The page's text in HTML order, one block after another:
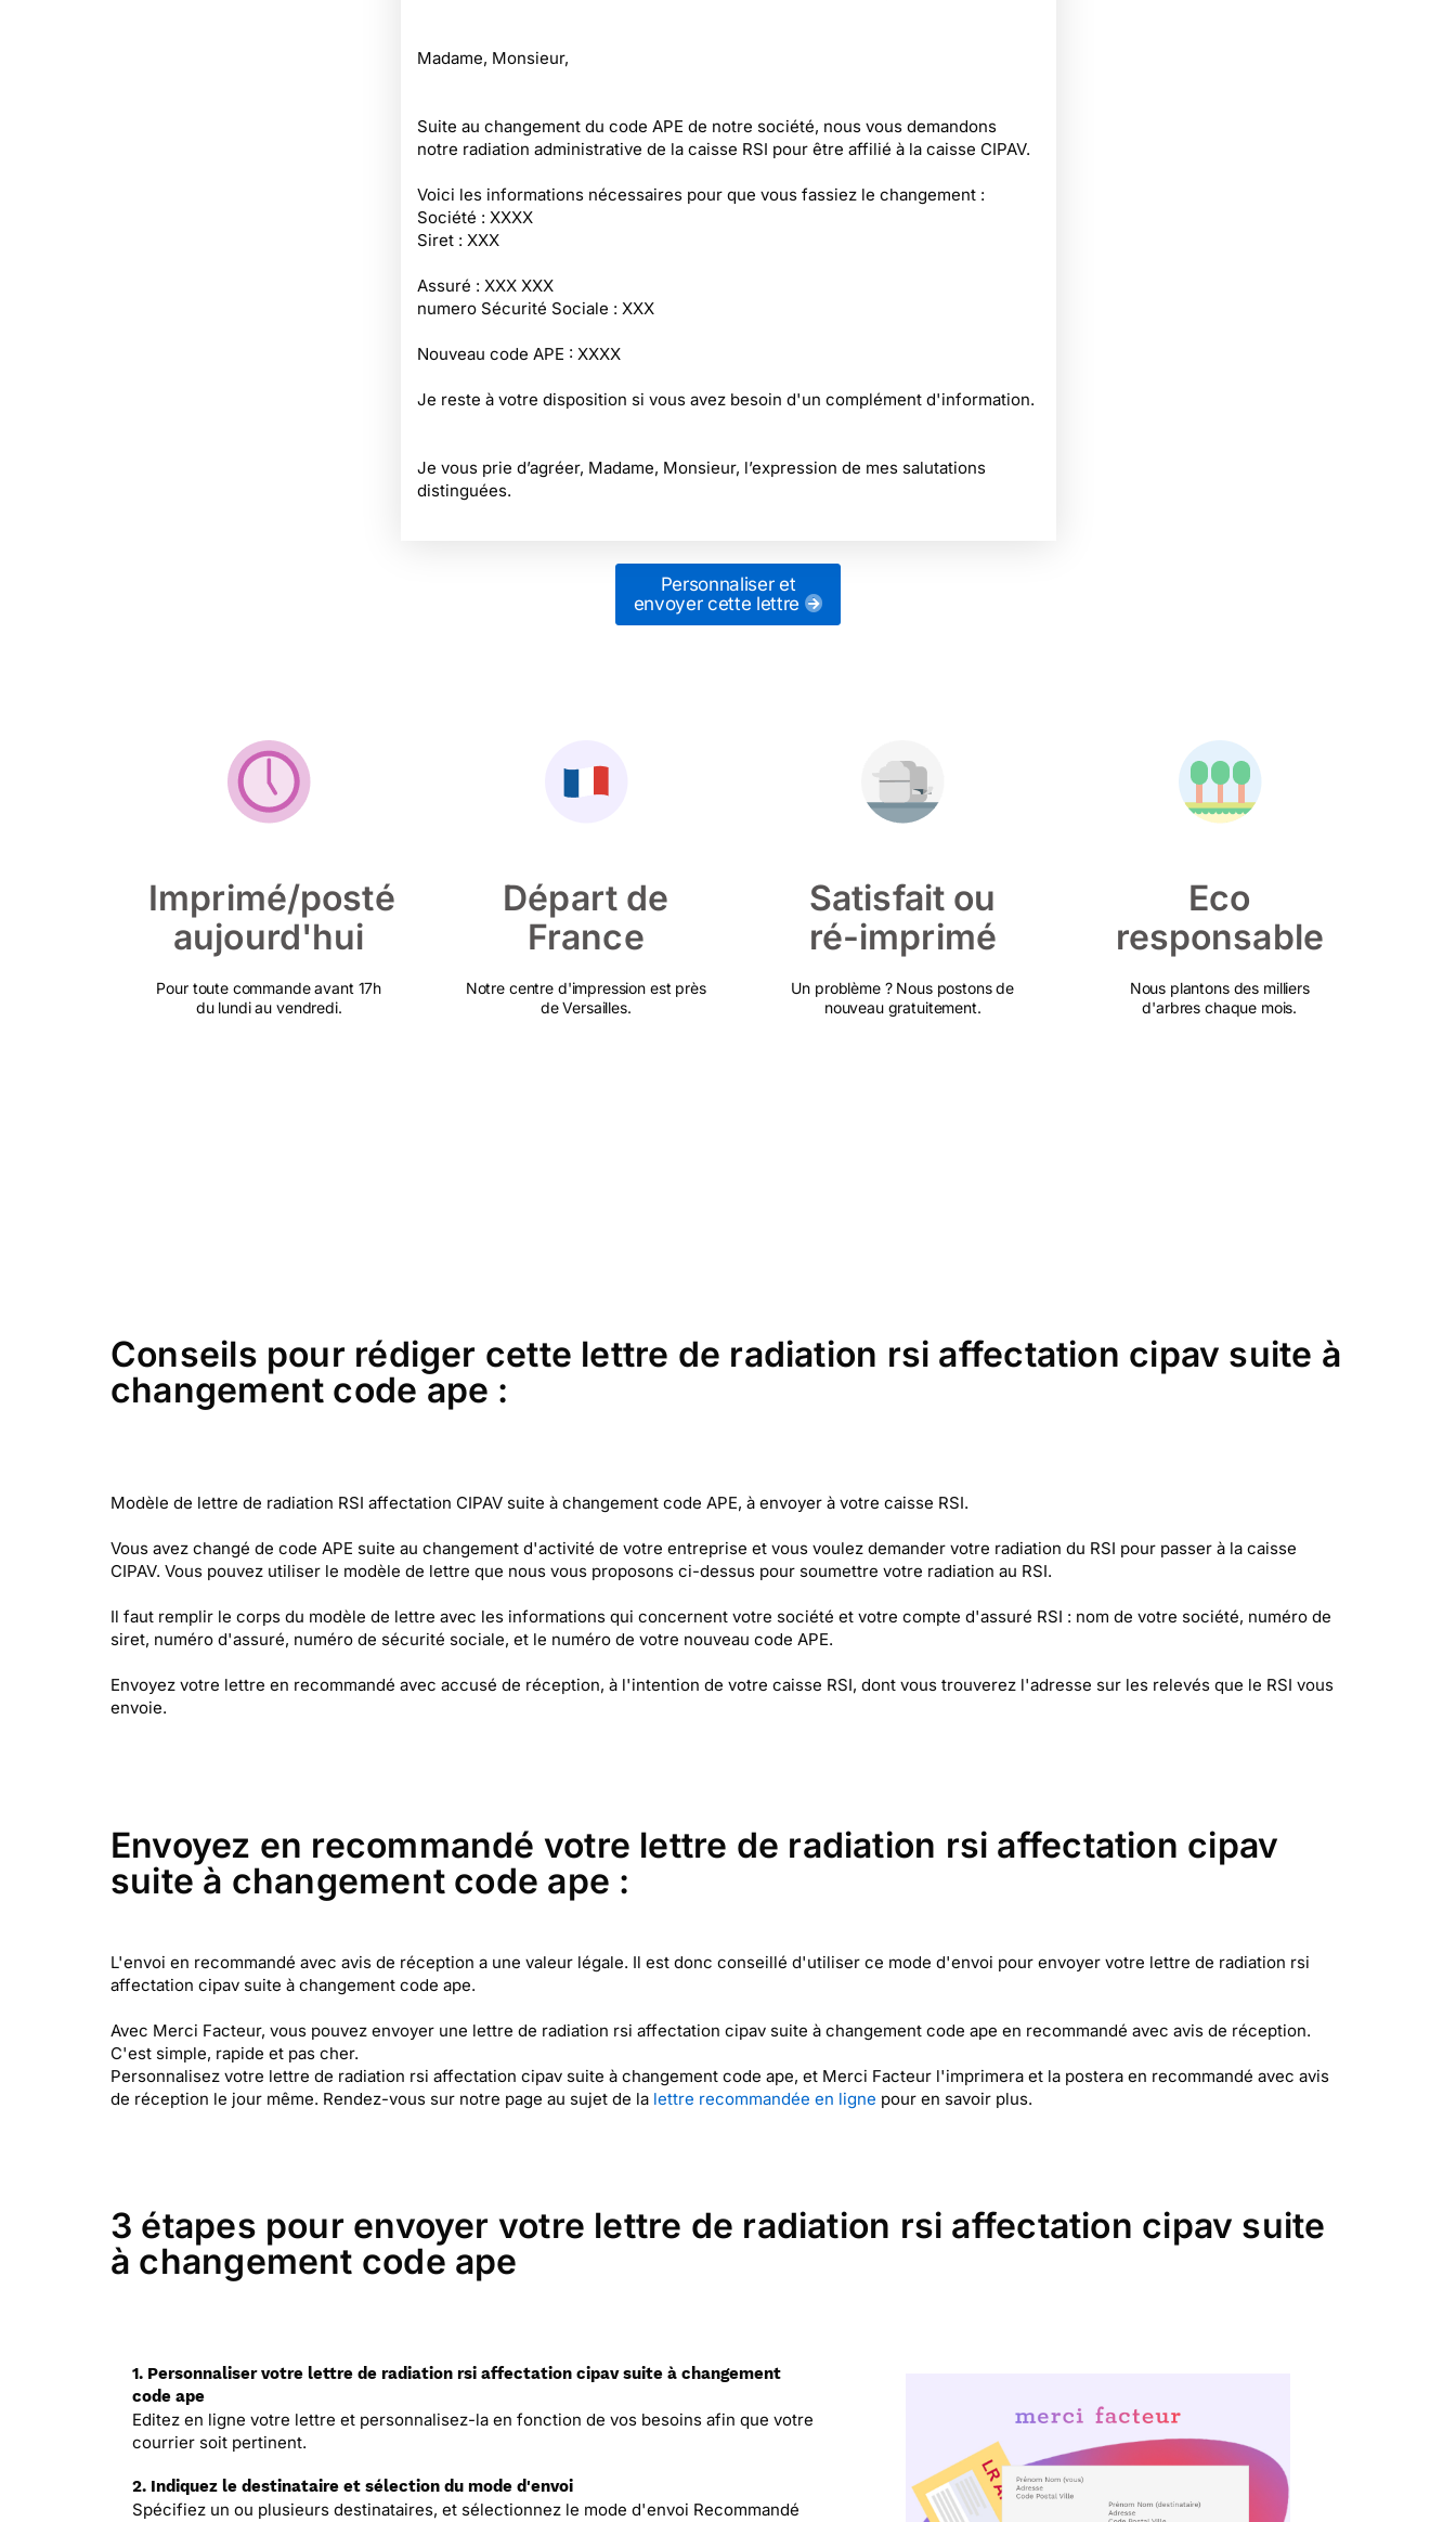
Madame, Monsieur,
Suite au changement du code APE de notre société, nous vous demandons
notre radiation administrative de la caisse RSI pour être affilié à la caisse CIPAV.
Voici les informations nécessaires pour que vous fassiez le changement :
Société : XXXX
Siret : XXX
Assuré : XXX XXX
numero Sécurité Sociale : XXX
Nouveau code APE : XXXX
Je reste à votre disposition si vous avez besoin d'un complément d'information.
Je vous prie d’agréer, Madame, Monsieur, l’expression de mes salutations
distinguées.
Personnaliser et
envoyer cette lettre
Imprimé/posté
aujourd'hui
Pour toute commande avant 17h
du lundi au vendredi.
Départ de
France
Notre centre d'impression est près
de Versailles.
Satisfait ou
ré-imprimé
Un problème ? Nous postons de
nouveau gratuitement.
Eco
responsable
Nous plantons des milliers
d'arbres chaque mois.
Conseils pour rédiger cette lettre de radiation rsi affectation cipav suite à
changement code ape :
Modèle de lettre de radiation RSI affectation CIPAV suite à changement code APE, à envoyer à votre caisse RSI.
Vous avez changé de code APE suite au changement d'activité de votre entreprise et vous voulez demander votre radiation du RSI pour passer à la caisse
CIPAV. Vous pouvez utiliser le modèle de lettre que nous vous proposons ci-dessus pour soumettre votre radiation au RSI.
Il faut remplir le corps du modèle de lettre avec les informations qui concernent votre société et votre compte d'assuré RSI : nom de votre société, numéro de
siret, numéro d'assuré, numéro de sécurité sociale, et le numéro de votre nouveau code APE.
Envoyez votre lettre en recommandé avec accusé de réception, à l'intention de votre caisse RSI, dont vous trouverez l'adresse sur les relevés que le RSI vous
envoie.
Envoyez en recommandé votre lettre de radiation rsi affectation cipav
suite à changement code ape :
L'envoi en recommandé avec avis de réception a une valeur légale. Il est donc conseillé d'utiliser ce mode d'envoi pour envoyer votre lettre de radiation rsi
affectation cipav suite à changement code ape.
Avec Merci Facteur, vous pouvez envoyer une lettre de radiation rsi affectation cipav suite à changement code ape en recommandé avec avis de réception.
C'est simple, rapide et pas cher.
Personnalisez votre lettre de radiation rsi affectation cipav suite à changement code ape, et Merci Facteur l'imprimera et la postera en recommandé avec avis
de réception le jour même. Rendez-vous sur notre page au sujet de la lettre recommandée en ligne pour en savoir plus.
3 étapes pour envoyer votre lettre de radiation rsi affectation cipav suite
à changement code ape
1. Personnaliser votre lettre de radiation rsi affectation cipav suite à changement
code ape
Editez en ligne votre lettre et personnalisez-la en fonction de vos besoins afin que votre
courrier soit pertinent.
2. Indiquez le destinataire et sélection du mode d'envoi
Spécifiez un ou plusieurs destinataires, et sélectionnez le mode d'envoi Recommandé